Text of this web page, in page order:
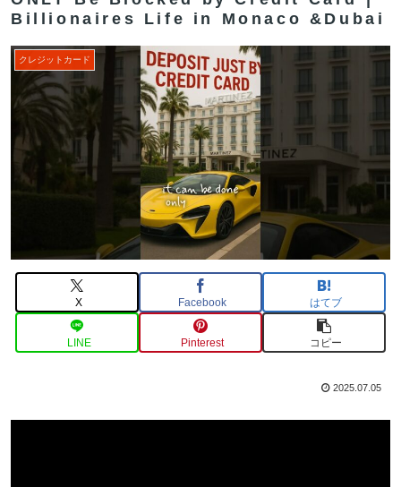
Billionaires Life in Monaco &Dubai
クレジットカード
X Facebook はてブ
LINE Pinterest コピー
2025.07.05